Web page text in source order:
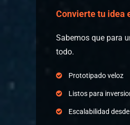
Convierte tu idea
Sabemos que para
todo.
Prototipado veloz
Listos para
Escalabilidad